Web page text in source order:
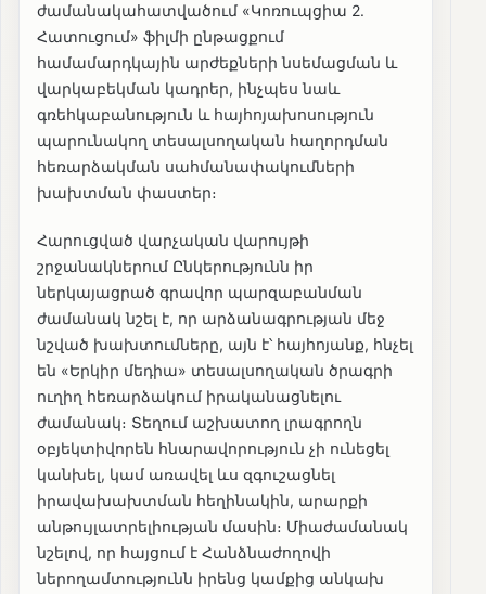
ժամանակահատվածում «Կոռուպցիա 2.
Հատուցում» ֆիլմի ընթացքում
համամարդկային արժեքների նսեմացման և
վարկաբեկման կադրեր, ինչպես նաև
գռեհկաբանություն և հայհոյախոսություն
պարունակող տեսալսողական հաղորդման
հեռարձակման սահմանափակումների
խախտման փաստեր։
Հարուցված վարչական վարույթի
շրջանակներում Ընկերությունն իր
ներկայացրած գրավոր պարզաբանման
ժամանակ նշել է, որ արձանագրության մեջ
նշված խախտումները, այն է՝ հայհոյանք, հնչել
են «Երկիր մեդիա» տեսալսողական ծրագրի
ուղիղ հեռարձակում իրականացնելու
ժամանակ։ Տեղում աշխատող լրագրողն
օբյեկտիվորեն հնարավորություն չի ունեցել
կանխել, կամ առավել ևս զգուշացնել
իրավախախտման հեղինակին, արարքի
անթույլատրելիության մասին։ Միաժամանակ
նշելով, որ հայցում է Հանձնաժողովի
ներողամտությունն իրենց կամքից անկախ